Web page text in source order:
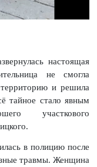
настоящая
не смогла
и решила
тайное стало явным
участкового
в полицию после
травмы. Женщина